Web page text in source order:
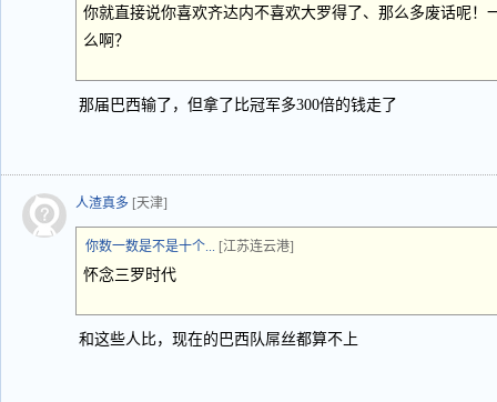
你就直接说你喜欢齐达内不喜欢大罗得了、那么多废话呢！
么啊？
那届巴西输了，但拿了比冠军多300倍的钱走了
人渣真多 [天津]
你数一数是不是十个... [江苏连云港]
怀念三罗时代
和这些人比，现在的巴西队屌丝都算不上